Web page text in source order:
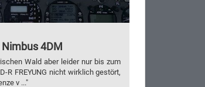
4DM
Wald aber leider nur bis zum
R FREYUNG nicht wirklich gestört,
v ..."